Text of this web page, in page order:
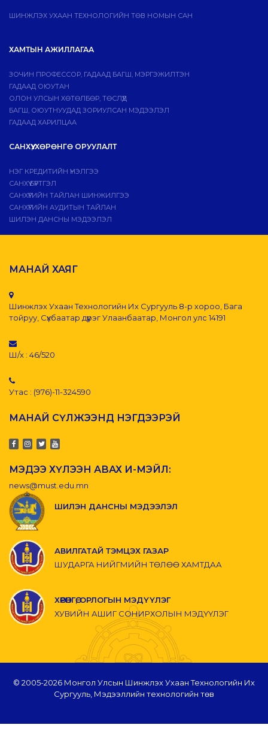
ШИНЖЛЭХ УХААН ТЕХНОЛОГИЙН ТӨВ НОМЫН САН
ХАМТЫН АЖИЛЛАГАА
ЗОЧИН ПРОФЕССОР, ГАДААД БАГШ, МЭРГЭЖИЛТЭН
ГАДААД ОЮУТАН
ОЛОН УЛСЫН ХӨТӨЛБӨР, ТӨСЛҮҮД
БАГШ, ОЮУТНУУДАД ЗОРИУЛСАН МЭДЭЭЛЭЛ
ГАДААД ХАРИЛЦАА
САНХҮҮ, ХӨРӨНГӨ ОРУУЛАЛТ
НЭГ КРЕДИТИЙН ҮНЭЛГЭЭ
САНХҮҮ БҮРТГЭЛ
САНХҮҮГИЙН ТАЙЛАН ШИНЖИЛГЭЭ
САНХҮҮГИЙН АУДИТЫН ТАЙЛАН
ШИЛЭН ДАНСНЫ МЭДЭЭЛЭЛ
МАНАЙ ХАЯГ
Шинжлэх Ухаан Технологийн Их Сургууль 8-р хороо, Бага
тойруу, Сүхбаатар дүүрэг Улаанбаатар, Монгол улс 14191
Ш/х : 46/520
Утас : (976)-11-324590
МАНАЙ СҮЛЖЭЭНД НЭГДЭЭРЭЙ
МЭДЭЭ ХҮЛЭЭН АВАХ И-МЭЙЛ:
news@must.edu.mn
ШИЛЭН ДАНСНЫ МЭДЭЭЛЭЛ
АВИЛГАТАЙ ТЭМЦЭХ ГАЗАР
ШУДАРГА НИЙГМИЙН ТӨЛӨӨ ХАМТДАА
ХӨРӨНГӨ, ОРЛОГЫН МЭДҮҮЛЭГ
ХУВИЙН АШИГ СОНИРХОЛЫН МЭДҮҮЛЭГ
© 2005-2026 Монгол Улсын Шинжлэх Ухаан Технологийн Их
Сургууль, Мэдээллийн технологийн төв